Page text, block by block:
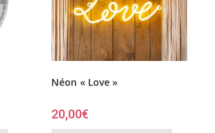
Néon « Love »
20,00€